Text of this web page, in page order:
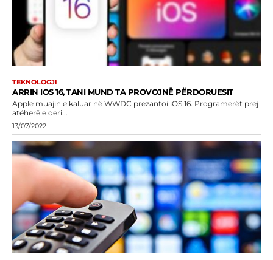
TEKNOLOGJI
ARRIN IOS 16, TANI MUND TA PROVOJNË PËRDORUESIT
Apple muajin e kaluar në WWDC prezantoi iOS 16. Programerët prej
atëherë e deri...
13/07/2022